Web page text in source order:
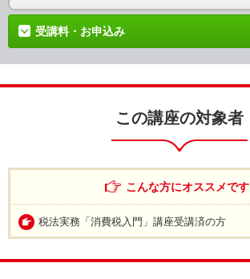
受講料・お申込み
この講座の対象者
こんな方にオススメです
税法実務「消費税入門」講座受講済の方